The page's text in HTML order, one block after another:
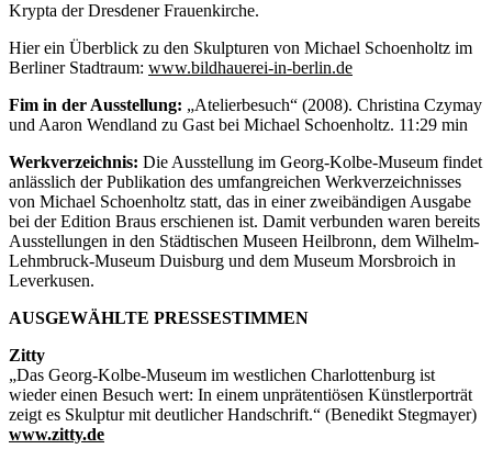
Krypta der Dresdener Frauenkirche.
Hier ein Überblick zu den Skulpturen von Michael Schoenholtz im
Berliner Stadtraum: www.bildhauerei-in-berlin.de
Fim in der Ausstellung: „Atelierbesuch“ (2008). Christina Czymay
und Aaron Wendland zu Gast bei Michael Schoenholtz. 11:29 min
Werkverzeichnis: Die Ausstellung im Georg-Kolbe-Museum findet
anlässlich der Publikation des umfangreichen Werkverzeichnisses
von Michael Schoenholtz statt, das in einer zweibändigen Ausgabe
bei der Edition Braus erschienen ist. Damit verbunden waren bereits
Ausstellungen in den Städtischen Museen Heilbronn, dem Wilhelm-
Lehmbruck-Museum Duisburg und dem Museum Morsbroich in
Leverkusen.
AUSGEWÄHLTE PRESSESTIMMEN
Zitty
„Das Georg-Kolbe-Museum im westlichen Charlottenburg ist
wieder einen Besuch wert: In einem unprätentiösen Künstlerporträt
zeigt es Skulptur mit deutlicher Handschrift.“ (Benedikt Stegmayer)
www.zitty.de